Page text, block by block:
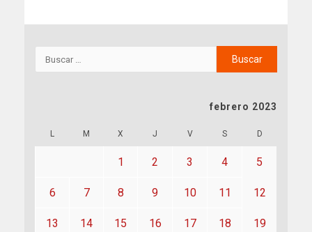
febrero 2023
L M X J V S D
1 2 3 4 5
6 7 8 9 10 11 12
13 14 15 16 17 18 19